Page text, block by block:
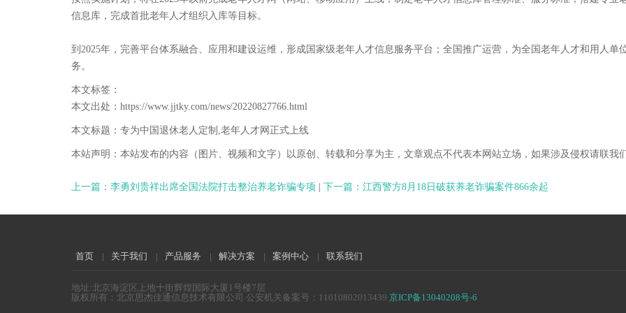
信息库，完成首批老年人才组织入库等目标。
到2025年，完善平台体系融合、应用和建设运维，形成国家级老年人才信息服务平台；全国推广运营，为全国老年人才和用人单
务。
本文标签：
本文出处：https://www.jjtky.com/news/20220827766.html
本文标题：专为中国退休老人定制,老年人才网正式上线
本站声明：本站发布的内容（图片、视频和文字）以原创、转载和分享为主，文章观点不代表本网站立场，如果涉及侵权请联我们
上一篇：李勇刘贵祥出席全国法院打击整治养老诈骗专项 下一篇：江西警方8月18日破获养老诈骗案件866余起
首页 | 关于我们 | 产品服务 | 解决方案 | 案例中心 | 联系我们
地址:北京海淀区上地十街辉煌国际大厦1号楼7层
版权所有：北京思杰佳通信息技术有限公司 公安机关备案号：11010802013439 京ICP备13040208号-6